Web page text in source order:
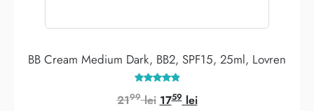
BB Cream Medium Dark, BB2, SPF15, 25ml, Lovren
5.00
din 5
2199 lei Prețul
1759 leiPrețul